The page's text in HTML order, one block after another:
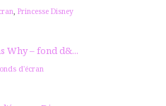
Princesse Disney
Why – fond d&...
d'écran